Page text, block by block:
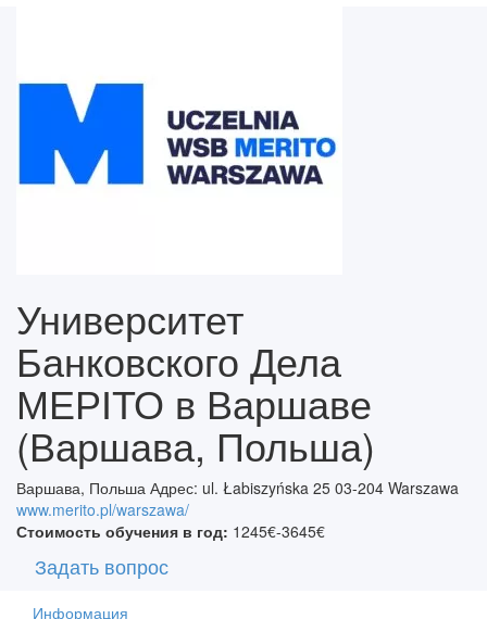
Университет
Банковского Дела
МЕРІТО в Варшаве
(Варшава, Польша)
Варшава, Польша Адрес: ul. Łabiszyńska 25 03-204 Warszawa
www.merito.pl/warszawa/
Стоимость обучения в год: 1245€-3645€
Задать вопрос
Информация